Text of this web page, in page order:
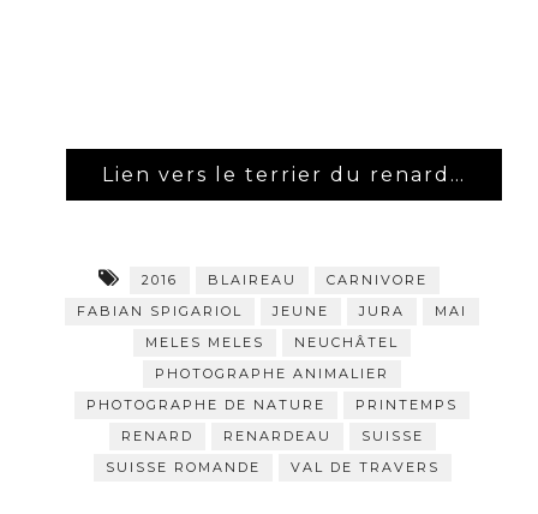
Lien vers le terrier du renard…
2016 BLAIREAU
CARNIVORE
FABIAN SPIGARIOL
JEUNE JURA
MAI
MELES MELES
NEUCHÂTEL
PHOTOGRAPHE ANIMALIER
PHOTOGRAPHE DE NATURE
PRINTEMPS
RENARD
RENARDEAU
SUISSE
SUISSE ROMANDE
VAL DE TRAVERS